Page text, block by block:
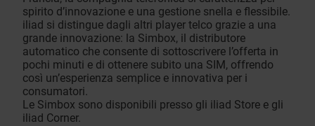
spirito d’innovazione e una gestione snella e flessibile.
iliad si distingue dagli altri player telco grazie a una
grande innovazione: la Simbox, il distributore
automatico che consente di sottoscrivere l’offerta in
pochi minuti e di ottenere subito una SIM, offrendo
così un’esperienza semplice e innovativa per i
consumatori.
Le Simbox sono disponibili presso gli iliad Store e gli
iliad Corner.